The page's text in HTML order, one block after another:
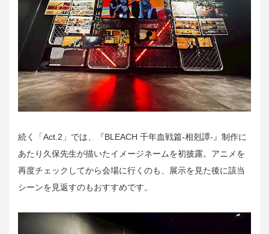
続く「Act.2」では、『BLEACH 千年血戦篇-相剋譚-』制作に
あたり久保先生が描いたイメージネームを初披露。アニメを
再度チェックしてから会場に行くのも、展示を見た後に該当
シーンを見返すのもおすすめです。